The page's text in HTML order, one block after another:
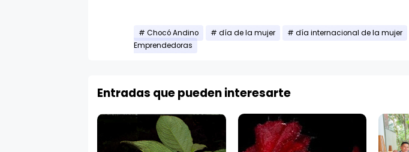
Chocó Andino día de la mujer día internacional de la mujer
Emprendedoras
Entradas que pueden interesarte